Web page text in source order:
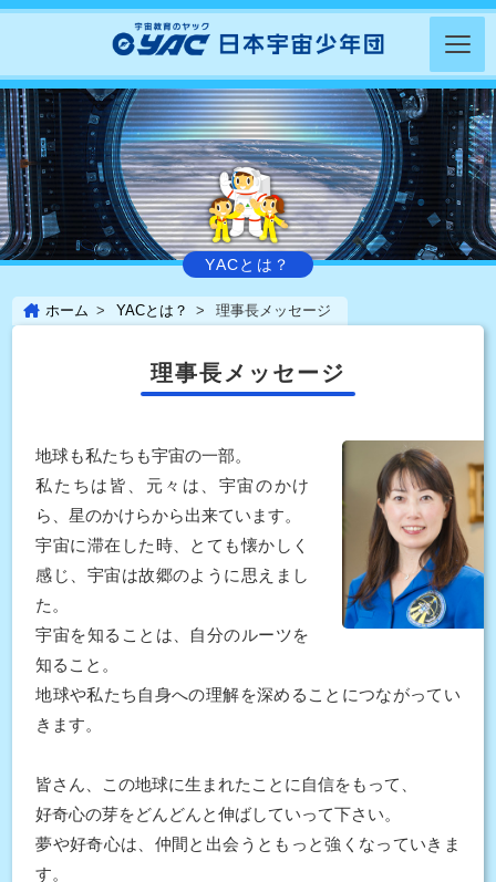
YACとは？
ホーム YACとは？ 理事長メッセージ
理事長メッセージ
地球も私たちも宇宙の一部。
私たちは皆、元々は、宇宙のかけ
ら、星のかけらから出来ています。
宇宙に滞在した時、とても懐かしく
感じ、宇宙は故郷のように思えまし
た。
宇宙を知ることは、自分のルーツを
知ること。
地球や私たち自身への理解を深めることにつながってい
きます。
皆さん、この地球に生まれたことに自信をもって、
好奇心の芽をどんどんと伸ばしていって下さい。
夢や好奇心は、仲間と出会うともっと強くなっていきま
す。